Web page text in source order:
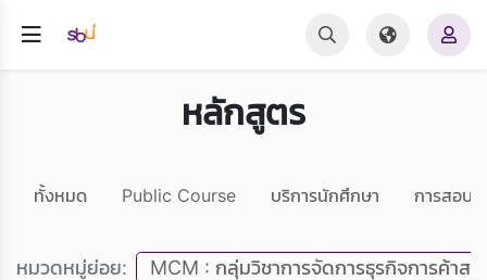
หลักสูตร
ทั้งหมด Public Course บริการนักศึกษา การสอบ
หมวดหมู่ย่อย: MCM : กลุ่มวิชาการจัดการธุรกิจการค้าสมั